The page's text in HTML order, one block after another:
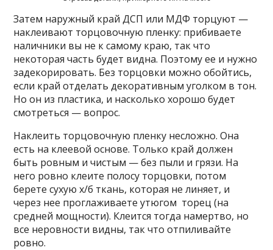
Затем наружный край ДСП или МДФ торцуют —
наклеивают торцовочную пленку: прибиваете
наличники вы не к самому краю, так что
некоторая часть будет видна. Поэтому ее и нужно
задекорировать. Без торцовки можно обойтись,
если край отделать декоративным уголком в тон.
Но он из пластика, и насколько хорошо будет
смотреться — вопрос.
Наклеить торцовочную пленку несложно. Она
есть на клеевой основе. Только край должен
быть ровным и чистым — без пыли и грязи. На
него ровно клеите полосу торцовки, потом
берете сухую х/б ткань, которая не линяет, и
через нее проглаживаете утюгом торец (на
средней мощности). Клеится тогда намертво, но
все неровности видны, так что отпиливайте
ровно.